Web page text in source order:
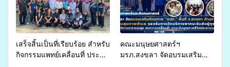
เสร็จสิ้นเป็นที่เรียบร้อย สำหรับ
กิจกรรมแพทย์เคลื่อนที่ ประจำ
คณะมนุษยศาสตร์ฯ
มรภ.สงขลา จัดอบรมเสริม